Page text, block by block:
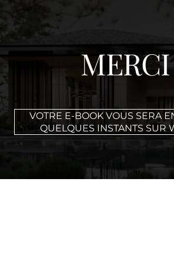
VOTRE E-BOOK VOUS SERA
QUELQUES INSTANTS SUR